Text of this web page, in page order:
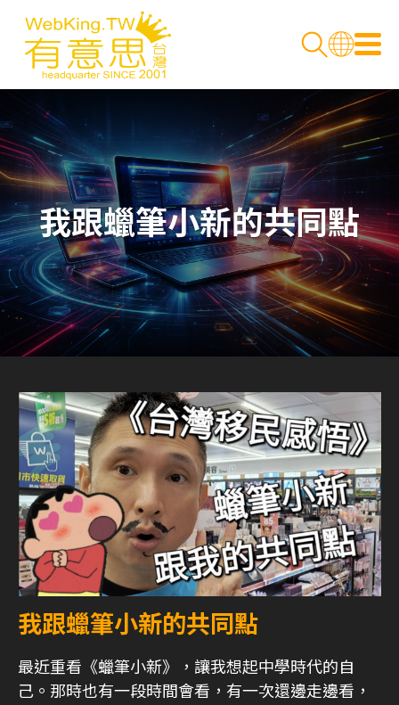
我跟蠟筆小新的共同點
我跟蠟筆小新的共同點
最近重看《蠟筆小新》，讓我想起中學時代的自
己。那時也有一段時間會看，有一次還邊走邊看，